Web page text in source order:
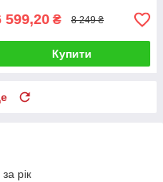
599,20 ₴ 8 249 ₴
Купити
рік